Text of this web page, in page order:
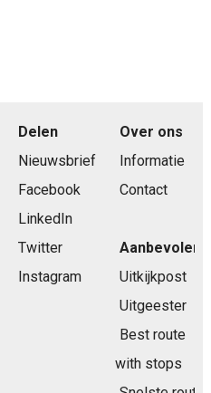
Delen
Nieuwsbrief
Facebook
LinkedIn
Twitter
Instagram
Over ons
Informatie
Contact
Aanbevolen
Uitkijkpost
Uitgeester
Best route
with stops